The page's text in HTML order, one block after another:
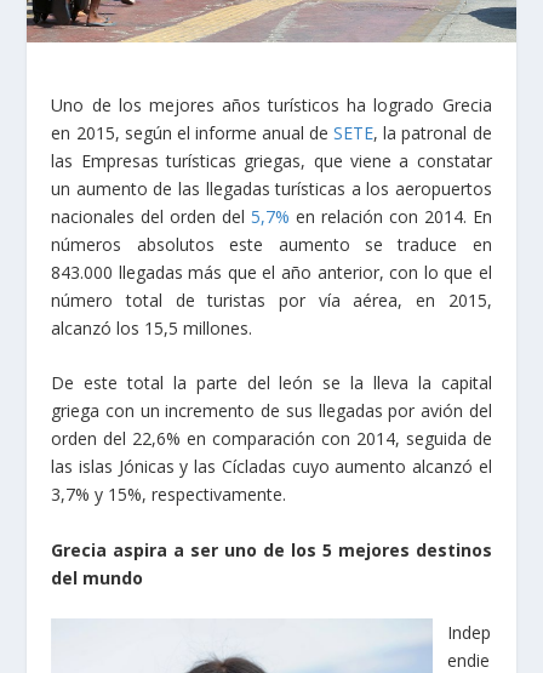
Uno de los mejores años turísticos ha logrado Grecia
en 2015, según el informe anual deSETE, la patronal de
las Empresas turísticas griegas, que viene a constatar
un aumento de las llegadas turísticas a los aeropuertos
nacionales del orden del5,7% en relación con 2014. En
números absolutos este aumento se traduce en
843.000 llegadas más que el año anterior, con lo que el
número total de turistas por vía aérea, en 2015,
alcanzó los 15,5 millones.
De este total la parte del león se la lleva la capital
griega con un incremento de sus llegadas por avión del
orden del 22,6% en comparación con 2014, seguida de
las islas Jónicas y las Cícladas cuyo aumento alcanzó el
3,7% y 15%, respectivamente.
Grecia aspira a ser uno de los 5 mejores destinos
del mundo
Indep
endie